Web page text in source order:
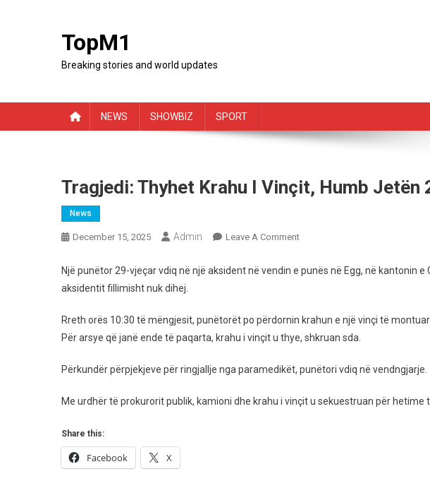
TopM1
Breaking stories and world updates
NEWS SHOWBIZ SPORT
Tragjedi: Thyhet Krahu I Vinçit, Humb Jetën
News
December 15, 2025 Admin Leave A CommentOn
Thyhet
Vinçit,
Humb
29-
Në
Një punëtor 29-vjeçar vdiq në një aksident në vendin e punës në Egg, në kantonin
aksidentit fillimisht nuk dihej.
Rreth orës 10:30 të mëngjesit, punëtorët po përdornin krahun e një vinçi të
Për arsye që janë ende të paqarta, krahu i vinçit u thye, shkruan sda.
Përkundër përpjekjeve për ringjallje nga paramedikët, punëtori vdiq në vendngjarje.
Me urdhër të prokurorit publik, kamioni dhe krahu i vinçit u sekuestruan për hetime
Share this:
Facebook X